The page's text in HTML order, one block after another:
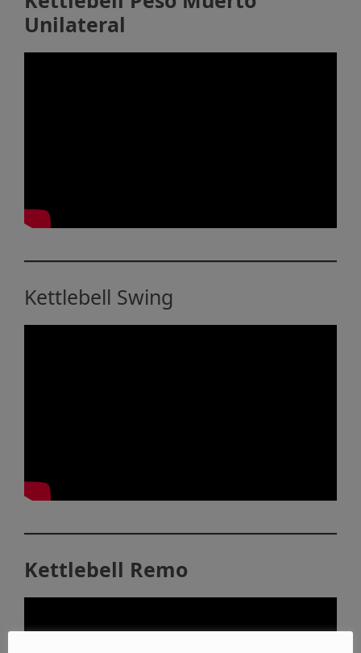
Unilateral
Kettlebell Swing
Kettlebell Remo